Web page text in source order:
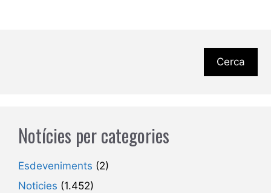
Cerca
Notícies per categories
Esdeveniments (2)
Noticies (1.452)